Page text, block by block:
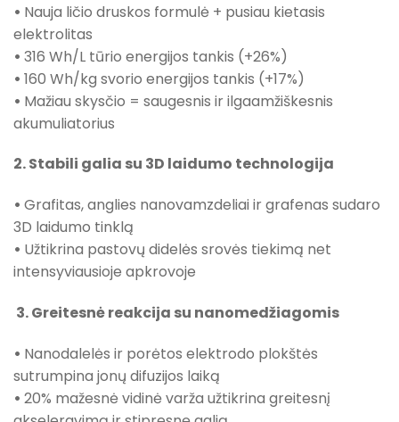
• Nauja ličio druskos formulė + pusiau kietasis
elektrolitas
• 316 Wh/L tūrio energijos tankis (+26%)
• 160 Wh/kg svorio energijos tankis (+17%)
• Mažiau skysčio = saugesnis ir ilgaamžiškesnis
akumuliatorius
2. Stabili galia su 3D laidumo technologija
• Grafitas, anglies nanovamzdeliai ir grafenas sudaro
3D laidumo tinklą
• Užtikrina pastovų didelės srovės tiekimą net
intensyviausioje apkrovoje
3. Greitesnė reakcija su nanomedžiagomis
• Nanodalelės ir porėtos elektrodo plokštės
sutrumpina jonų difuzijos laiką
• 20% mažesnė vidinė varža užtikrina greitesnį